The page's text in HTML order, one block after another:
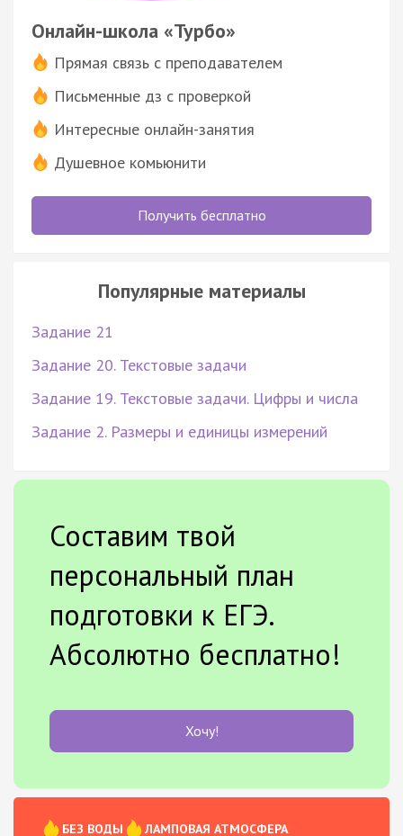
Онлайн-школа «Турбо»
Прямая связь с преподавателем
Письменные дз с проверкой
Интересные онлайн-занятия
Душевное комьюнити
Получить бесплатно
Популярные материалы
Задание 21
Задание 20. Текстовые задачи
Задание 19. Текстовые задачи. Цифры и числа
Задание 2. Размеры и единицы измерений
Составим твой
персональный план
подготовки к ЕГЭ.
Абсолютно бесплатно!
Хочу!
БЕЗ ВОДЫ ЛАМПОВАЯ АТМОСФЕРА